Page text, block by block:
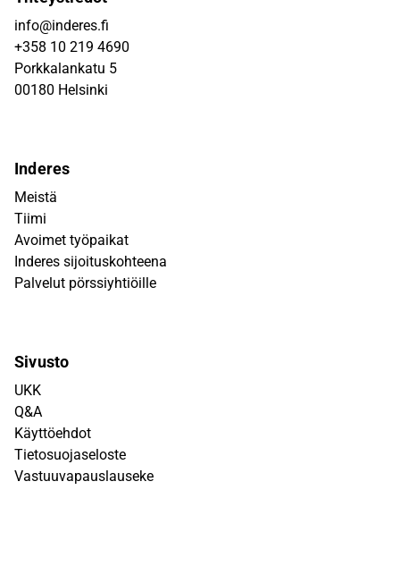
info@inderes.fi
+358 10 219 4690
Porkkalankatu 5
00180 Helsinki
Inderes
Meistä
Tiimi
Avoimet työpaikat
Inderes sijoituskohteena
Palvelut pörssiyhtiöille
Sivusto
UKK
Q&A
Käyttöehdot
Tietosuojaseloste
Vastuuvapauslauseke